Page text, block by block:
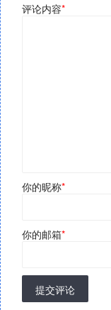
评论内容*
你的昵称*
你的邮箱*
提交评论